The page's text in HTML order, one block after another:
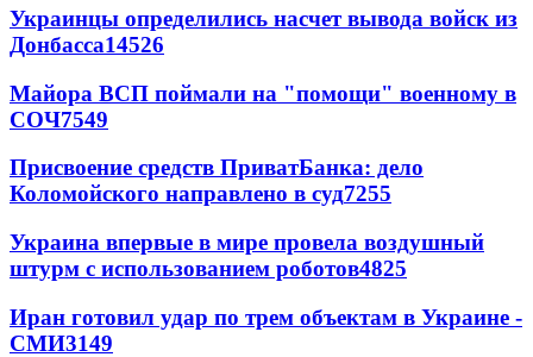
Украинцы определились насчет вывода войск из
Донбасса14526
Майора ВСП поймали на "помощи" военному в
СОЧ7549
Присвоение средств ПриватБанка: дело
Коломойского направлено в суд7255
Украина впервые в мире провела воздушный
штурм с использованием роботов4825
Иран готовил удар по трем объектам в Украине -
СМИ3149